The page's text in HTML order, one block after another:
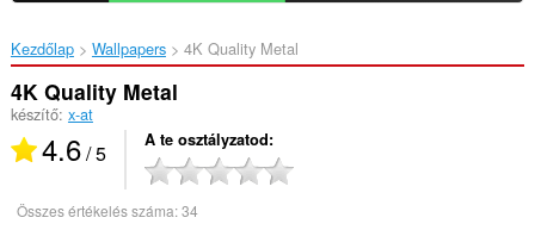
Kezdőlap Wallpapers 4K Quality Metal‎
4K Quality Metal
készítő: x-at
4.6/ 5 A te osztályzatod
Összes értékelés száma:34